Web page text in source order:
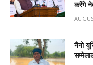
करेंगे
नैनो